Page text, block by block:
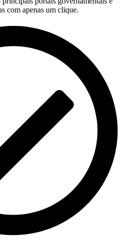
com apenas um clique.